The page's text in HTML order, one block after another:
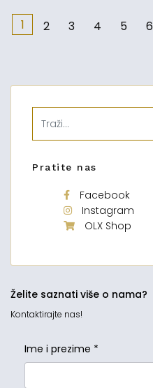
1 2 3 4 5 6
Pratite nas
Facebook
Instagram
OLX Shop
Želite saznati više o nama?
Kontaktirajte nas!
Ime i prezime *